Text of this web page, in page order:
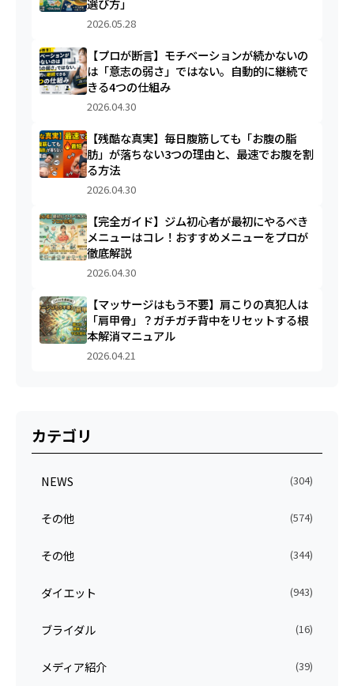
選び方」
2026.05.28
【プロが断言】モチベーションが続かないの
は「意志の弱さ」ではない。自動的に継続で
きる4つの仕組み
2026.04.30
【残酷な真実】毎日腹筋しても「お腹の脂
肪」が落ちない3つの理由と、最速でお腹を割
る方法
2026.04.30
【完全ガイド】ジム初心者が最初にやるべき
メニューはコレ！おすすめメニューをプロが
徹底解説
2026.04.30
【マッサージはもう不要】肩こりの真犯人は
「肩甲骨」？ガチガチ背中をリセットする根
本解消マニュアル
2026.04.21
カテゴリ
NEWS (304)
その他 (574)
その他 (344)
ダイエット (943)
ブライダル (16)
メディア紹介 (39)